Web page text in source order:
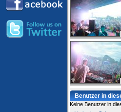
Benutzer in
Keine Benutzer in